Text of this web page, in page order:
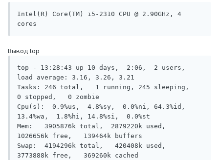
Intel(R) Core(TM) i5-2310 CPU @ 2.90GHz, 4
cores
Вывод top
top - 13:28:43 up 10 days,  2:06,  2 users,
load average: 3.16, 3.26, 3.21
Tasks: 246 total,   1 running, 245 sleeping,
0 stopped,   0 zombie
Cpu(s):  0.9%us,  4.8%sy,  0.0%ni, 64.3%id,
13.4%wa,  1.8%hi, 14.8%si,  0.0%st
Mem:   3905876k total,  2879220k used,
1026656k free,   139464k buffers
Swap:  4194296k total,   420408k used,
3773888k free,   369260k cached